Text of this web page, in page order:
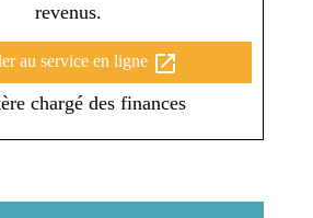
revenus.
au service en ligne open_in_new
chargé des finances